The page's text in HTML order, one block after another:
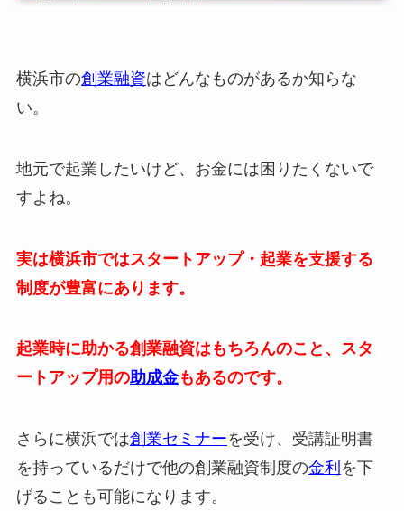
横浜市の創業融資はどんなものがあるか知らな
い。
地元で起業したいけど、お金には困りたくないで
すよね。
実は横浜市ではスタートアップ・起業を支援する
制度が豊富にあります。
起業時に助かる創業融資はもちろんのこと、スタ
ートアップ用の助成金もあるのです。
さらに横浜では創業セミナーを受け、受講証明書
を持っているだけで他の創業融資制度の金利 を下
げることも可能になります。